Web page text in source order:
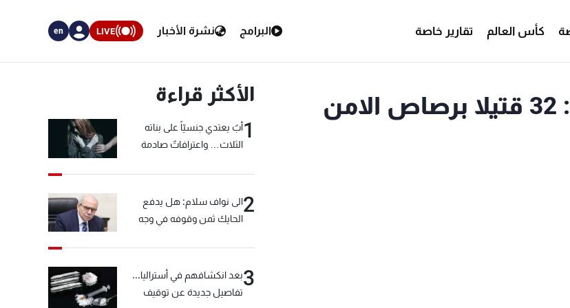
كأس العالم تقارير خاصة البرامج نشرة الأخبار LIVE
en
الهيئة العامة للثورة السورية: 32 قتيلا برصاص الامن
الأكثر قراءة
1أبٌ يعتدي جنسيّاً على بناته
الثلاث… واعترافاتٌ صادمة
2الى نواف سلام: هل يدفع
الحايك ثمن وقوفه في وجه
3بعد انكشافهم في أستراليا...
تفاصيل جديدة عن توقيف